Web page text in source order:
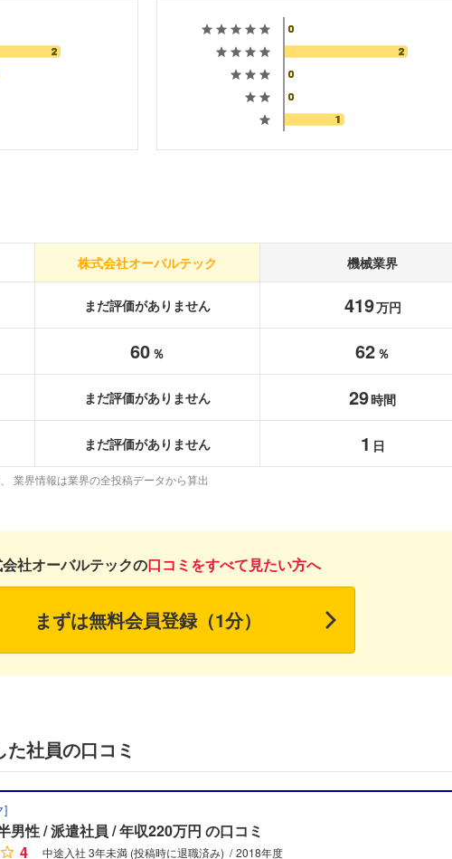
フォローしました
こちらの企業もフォローしませんか？
株式会社オーバルテック 機械業界
まだ評価がありません 419万円
60 ％ 62 ％
まだ評価がありません 29時間
まだ評価がありません 1 日
業界情報は業界の全投稿データから算出
社オーバルテックの口コミをすべて見たい方へ
まずは無料会員登録（1分）
社員の口コミ
]
男性 派遣社員 年収220万円 の口コミ
4 中途入社 3年未満 (投稿時に退職済み) 2018年度